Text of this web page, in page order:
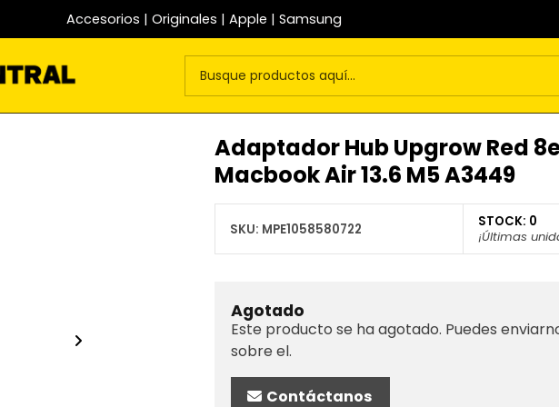
Accesorios | Originales | Apple | Samsung
Adaptador Hub Upgrow Red
Macbook Air 13.6 M5 A3449
SKU: MPE1058580722 STOCK: 0
¡Últimas
Agotado
Este producto se ha agotado. Puedes
sobre el.
Contáctanos